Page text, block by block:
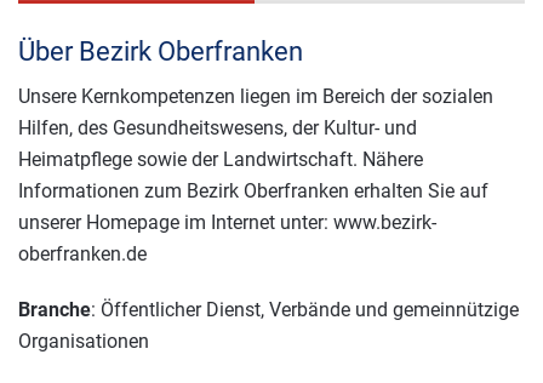
Über Bezirk Oberfranken
Unsere Kernkompetenzen liegen im Bereich der sozialen
Hilfen, des Gesundheitswesens, der Kultur- und
Heimatpflege sowie der Landwirtschaft. Nähere
Informationen zum Bezirk Oberfranken erhalten Sie auf
unserer Homepage im Internet unter: www.bezirk-
oberfranken.de
Branche: Öffentlicher Dienst, Verbände und gemeinnützige
Organisationen